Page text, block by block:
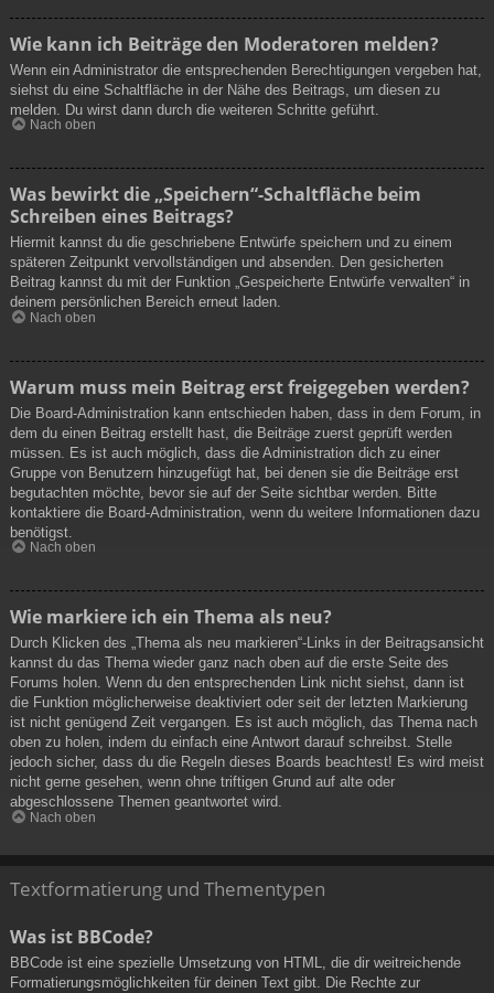
Wie kann ich Beiträge den Moderatoren melden?
Wenn ein Administrator die entsprechenden Berechtigungen vergeben hat,
siehst du eine Schaltfläche in der Nähe des Beitrags, um diesen zu
melden. Du wirst dann durch die weiteren Schritte geführt.
Nach oben
Was bewirkt die „Speichern“-Schaltfläche beim
Schreiben eines Beitrags?
Hiermit kannst du die geschriebene Entwürfe speichern und zu einem
späteren Zeitpunkt vervollständigen und absenden. Den gesicherten
Beitrag kannst du mit der Funktion „Gespeicherte Entwürfe verwalten“ in
deinem persönlichen Bereich erneut laden.
Nach oben
Warum muss mein Beitrag erst freigegeben werden?
Die Board-Administration kann entschieden haben, dass in dem Forum, in
dem du einen Beitrag erstellt hast, die Beiträge zuerst geprüft werden
müssen. Es ist auch möglich, dass die Administration dich zu einer
Gruppe von Benutzern hinzugefügt hat, bei denen sie die Beiträge erst
begutachten möchte, bevor sie auf der Seite sichtbar werden. Bitte
kontaktiere die Board-Administration, wenn du weitere Informationen dazu
benötigst.
Nach oben
Wie markiere ich ein Thema als neu?
Durch Klicken des „Thema als neu markieren“-Links in der Beitragsansicht
kannst du das Thema wieder ganz nach oben auf die erste Seite des
Forums holen. Wenn du den entsprechenden Link nicht siehst, dann ist
die Funktion möglicherweise deaktiviert oder seit der letzten Markierung
ist nicht genügend Zeit vergangen. Es ist auch möglich, das Thema nach
oben zu holen, indem du einfach eine Antwort darauf schreibst. Stelle
jedoch sicher, dass du die Regeln dieses Boards beachtest! Es wird meist
nicht gerne gesehen, wenn ohne triftigen Grund auf alte oder
abgeschlossene Themen geantwortet wird.
Nach oben
Textformatierung und Thementypen
Was ist BBCode?
BBCode ist eine spezielle Umsetzung von HTML, die dir weitreichende
Formatierungsmöglichkeiten für deinen Text gibt. Die Rechte zur